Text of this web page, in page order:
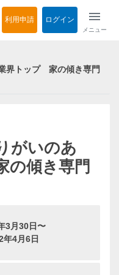
利用申請 ログイン menu
メニュー
界トップ 家の傾き専門
がいのあ
傾き専門
3月30日〜
年4月6日